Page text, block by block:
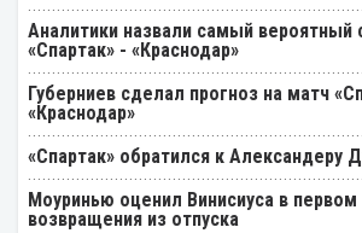
Аналитики назвали самый вероятный
«Спартак» - «Краснодар»
Губерниев сделал прогноз на матч
«Краснодар»
«Спартак» обратился к Александеру
Моуринью оценил Винисиуса в
возвращения из отпуска